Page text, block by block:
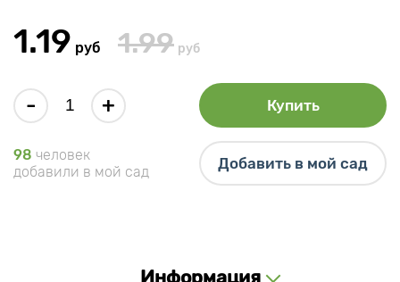
1.19 руб 1.99 руб
- + Купить
98 человек
добавили в мой сад
Добавить в мой сад
Информация